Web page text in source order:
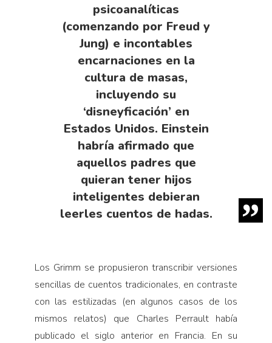
psicoanalíticas
(comenzando por Freud y
Jung) e incontables
encarnaciones en la
cultura de masas,
incluyendo su
‘disneyficación’ en
Estados Unidos. Einstein
habría afirmado que
aquellos padres que
quieran tener hijos
inteligentes debieran
leerles cuentos de hadas.
Los Grimm se propusieron transcribir versiones
sencillas de cuentos tradicionales, en contraste
con las estilizadas (en algunos casos de los
mismos relatos) que Charles Perrault había
publicado el siglo anterior en Francia. En su